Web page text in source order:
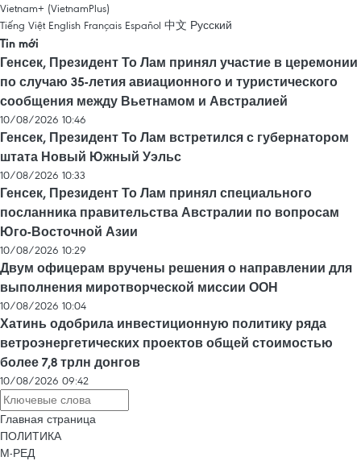
Vietnam+ (VietnamPlus)
Tiếng Việt English Français Español 中文 Русский
Tin mới
Генсек, Президент То Лам принял участие в церемонии
по случаю 35-летия авиационного и туристического
сообщения между Вьетнамом и Австралией
10/08/2026 10:46
Генсек, Президент То Лам встретился с губернатором
штата Новый Южный Уэльс
10/08/2026 10:33
Генсек, Президент То Лам принял специального
посланника правительства Австралии по вопросам
Юго-Восточной Азии
10/08/2026 10:29
Двум офицерам вручены решения о направлении для
выполнения миротворческой миссии ООН
10/08/2026 10:04
Хатинь одобрила инвестиционную политику ряда
ветроэнергетических проектов общей стоимостью
более 7,8 трлн донгов
10/08/2026 09:42
Главная страница
ПОЛИТИКА
М-РЕД